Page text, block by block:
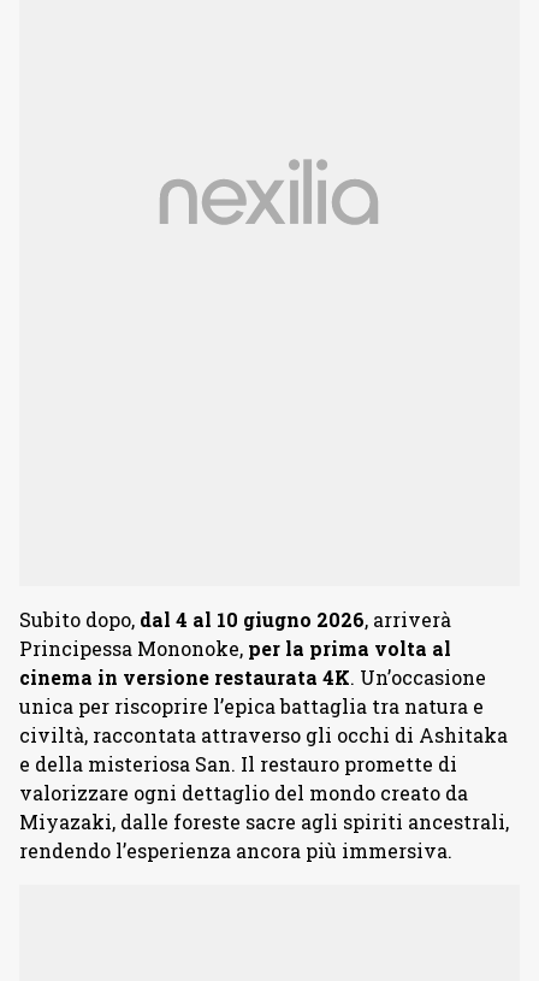
Subito dopo, dal 4 al 10 giugno 2026, arriverà
Principessa Mononoke, per la prima volta al
cinema in versione restaurata 4K. Un’occasione
unica per riscoprire l’epica battaglia tra natura e
civiltà, raccontata attraverso gli occhi di Ashitaka
e della misteriosa San. Il restauro promette di
valorizzare ogni dettaglio del mondo creato da
Miyazaki, dalle foreste sacre agli spiriti ancestrali,
rendendo l’esperienza ancora più immersiva.